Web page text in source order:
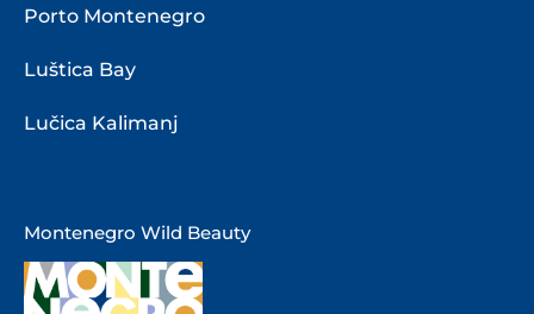
Porto Montenegro
Luštica Bay
Lučica Kalimanj
Montenegro Wild Beauty